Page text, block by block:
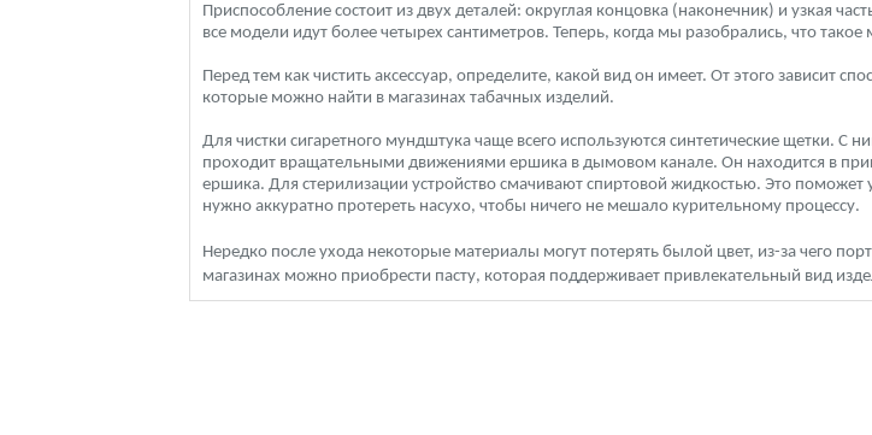
Приспособление состоит из двух деталей: округлая концовка (наконечник) и узкая
все модели идут более четырех сантиметров. Теперь, когда мы разобрались, что
Перед тем как чистить аксессуар, определите, какой вид он имеет. От этого зависит
которые можно найти в магазинах табачных изделий.
Для чистки сигаретного мундштука чаще всего используются синтетические щетки. С
проходит вращательными движениями ершика в дымовом канале. Он находится в
ершика. Для стерилизации устройство смачивают спиртовой жидкостью. Это поможет
нужно аккуратно протереть насухо, чтобы ничего не мешало курительному процессу.
Нередко после ухода некоторые материалы могут потерять былой цвет, из-за чего
магазинах можно приобрести пасту, которая поддерживает привлекательный вид